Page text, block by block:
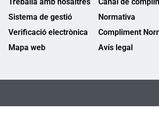
Sistema de gestió
Verificació electrònica
Mapa web
Normativa
Compliment
Avís legal